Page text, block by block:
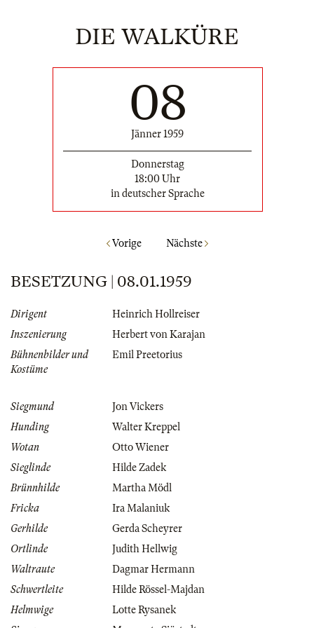
DIE WALKÜRE
08
Jänner 1959
Donnerstag
18:00 Uhr
in deutscher Sprache
Vorige Nächste
BESETZUNG | 08.01.1959
Dirigent
Heinrich Hollreiser
Inszenierung
Herbert von Karajan
Bühnenbilder und
Kostüme
Emil Preetorius
Siegmund
Jon Vickers
Hunding
Walter Kreppel
Wotan
Otto Wiener
Sieglinde
Hilde Zadek
Brünnhilde
Martha Mödl
Fricka
Ira Malaniuk
Gerhilde
Gerda Scheyrer
Ortlinde
Judith Hellwig
Waltraute
Dagmar Hermann
Schwertleite
Hilde Rössel-Majdan
Helmwige
Lotte Rysanek